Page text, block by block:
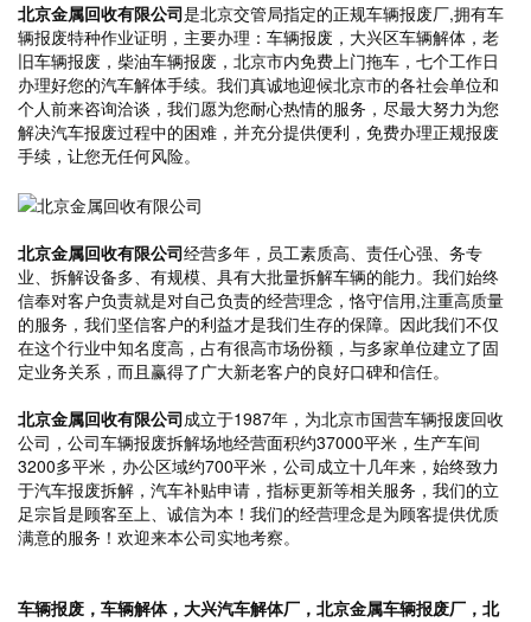
北京金属回收有限公司是北京交管局指定的正规车辆报废厂,拥有车
辆报废特种作业证明，主要办理：车辆报废，大兴区车辆解体，老
旧车辆报废，柴油车辆报废，北京市内免费上门拖车，七个工作日
办理好您的汽车解体手续。我们真诚地迎候北京市的各社会单位和
个人前来咨询洽谈，我们愿为您耐心热情的服务，尽最大努力为您
解决汽车报废过程中的困难，并充分提供便利，免费办理正规报废
手续，让您无任何风险。
北京金属回收有限公司经营多年，员工素质高、责任心强、务专
业、拆解设备多、有规模、具有大批量拆解车辆的能力。我们始终
信奉对客户负责就是对自己负责的经营理念，恪守信用,注重高质量
的服务，我们坚信客户的利益才是我们生存的保障。因此我们不仅
在这个行业中知名度高，占有很高市场份额，与多家单位建立了固
定业务关系，而且赢得了广大新老客户的良好口碑和信任。
北京金属回收有限公司成立于1987年，为北京市国营车辆报废回收
公司，公司车辆报废拆解场地经营面积约37000平米，生产车间
3200多平米，办公区域约700平米，公司成立十几年来，始终致力
于汽车报废拆解，汽车补贴申请，指标更新等相关服务，我们的立
足宗旨是顾客至上、诚信为本！我们的经营理念是为顾客提供优质
满意的服务！欢迎来本公司实地考察。
车辆报废，车辆解体，大兴汽车解体厂，北京金属车辆报废厂，北